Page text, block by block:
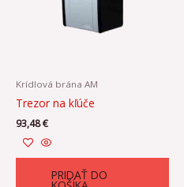
Krídlová brána AM
Trezor na kľúče
93,48€
PRIDAŤ DO